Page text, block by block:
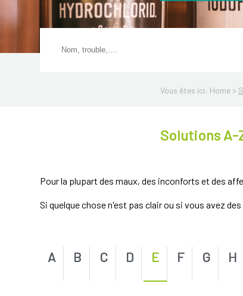
Vous êtes ici: Home >
Solutions A-
Pour la plupart des maux, des inconforts et des
Si quelque chose n'est pas clair ou si vous avez
A B C D E F G H